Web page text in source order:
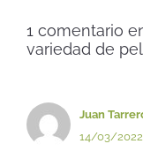
1 comentario
variedad de
Juan
14/03/2022